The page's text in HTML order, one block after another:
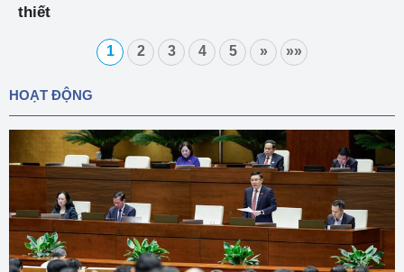
thiết
1 2 3 4 5 » »»
HOẠT ĐỘNG